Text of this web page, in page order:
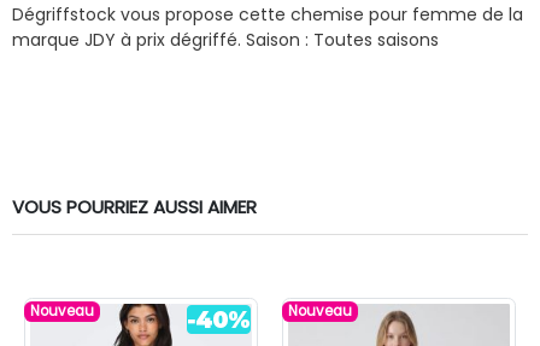
Dégriffstock vous propose cette chemise pour femme de la
marque JDY à prix dégriffé. Saison : Toutes saisons
VOUS POURRIEZ AUSSI AIMER
Nouveau Nouveau